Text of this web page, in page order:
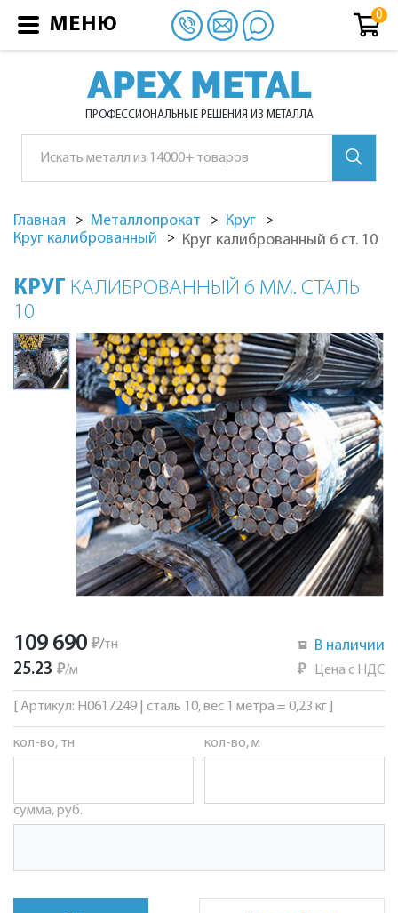
APEX METAL
ПРОФЕССИОНАЛЬНЫЕ РЕШЕНИЯ ИЗ МЕТАЛЛА
Главная Металлопрокат
Круг
Круг калиброванный
Круг калиброванный 6 ст. 10
КРУГ КАЛИБРОВАННЫЙ 6 ММ. СТАЛЬ
10
109 690 ₽/тн
25.23 ₽/м
В наличии
₽ Цена с НДС
[ Артикул: Н0617249 | сталь 10, вес 1 метра = 0,23 кг ]
кол-во, тн кол-во, м
сумма, руб.
МЕНЮ